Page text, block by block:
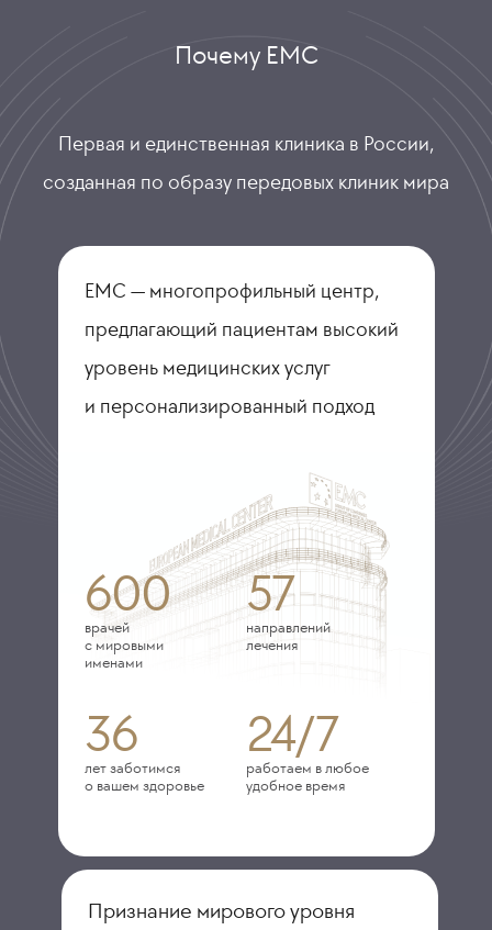
Почему ЕМС
Первая и единственная клиника в России,
созданная по образу передовых клиник мира
ЕМС — многопрофильный центр,
предлагающий пациентам высокий
уровень медицинских услуг
и персонализированный подход
600
врачей
с мировыми
именами
57
направлений
лечения
36
лет заботимся
о вашем здоровье
24/7
работаем в любое
удобное время
Признание мирового уровня